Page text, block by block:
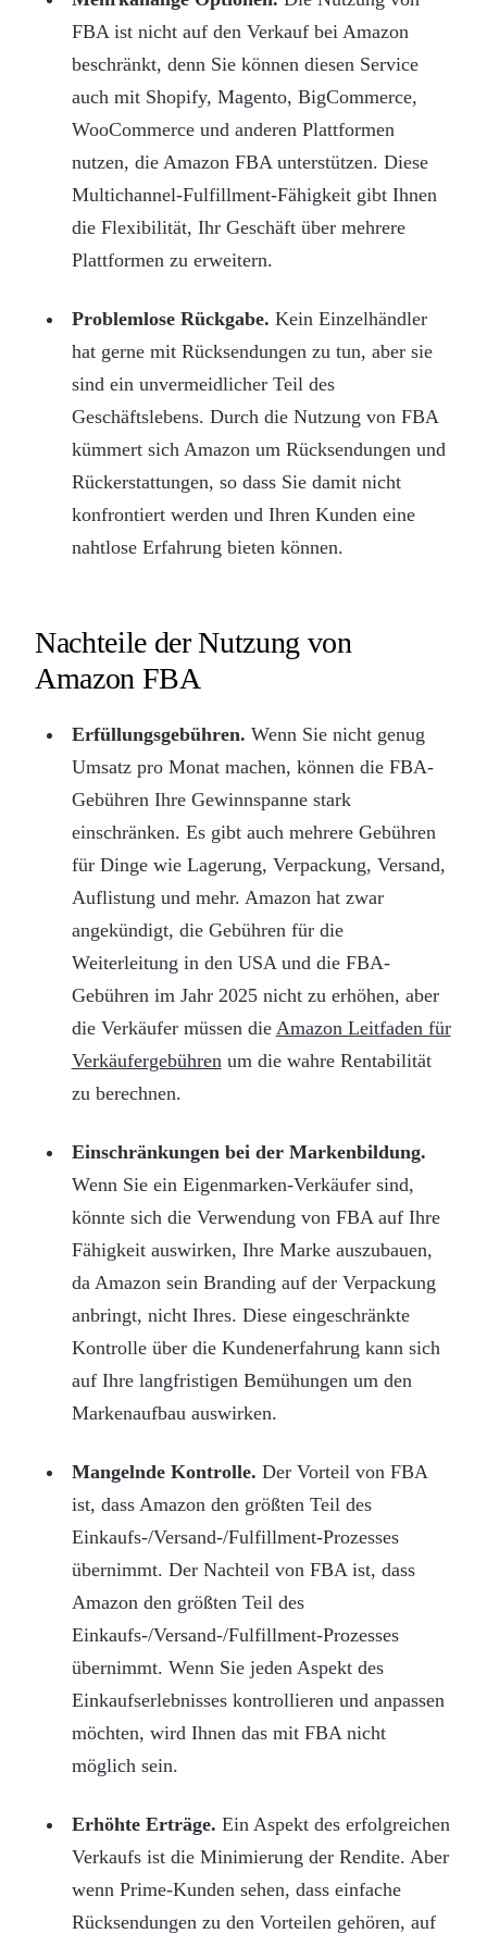
FBA ist nicht auf den Verkauf bei Amazon
beschränkt, denn Sie können diesen Service
auch mit Shopify, Magento, BigCommerce,
WooCommerce und anderen Plattformen
nutzen, die Amazon FBA unterstützen. Diese
Multichannel-Fulfillment-Fähigkeit gibt Ihnen
die Flexibilität, Ihr Geschäft über mehrere
Plattformen zu erweitern.
Problemlose Rückgabe. Kein Einzelhändler
hat gerne mit Rücksendungen zu tun, aber sie
sind ein unvermeidlicher Teil des
Geschäftslebens. Durch die Nutzung von FBA
kümmert sich Amazon um Rücksendungen und
Rückerstattungen, so dass Sie damit nicht
konfrontiert werden und Ihren Kunden eine
nahtlose Erfahrung bieten können.
Nachteile der Nutzung von
Amazon FBA
Erfüllungsgebühren. Wenn Sie nicht genug
Umsatz pro Monat machen, können die FBA-
Gebühren Ihre Gewinnspanne stark
einschränken. Es gibt auch mehrere Gebühren
für Dinge wie Lagerung, Verpackung, Versand,
Auflistung und mehr. Amazon hat zwar
angekündigt, die Gebühren für die
Weiterleitung in den USA und die FBA-
Gebühren im Jahr 2025 nicht zu erhöhen, aber
die Verkäufer müssen die Amazon Leitfaden für
Verkäufergebühren um die wahre Rentabilität
zu berechnen.
Einschränkungen bei der Markenbildung.
Wenn Sie ein Eigenmarken-Verkäufer sind,
könnte sich die Verwendung von FBA auf Ihre
Fähigkeit auswirken, Ihre Marke auszubauen,
da Amazon sein Branding auf der Verpackung
anbringt, nicht Ihres. Diese eingeschränkte
Kontrolle über die Kundenerfahrung kann sich
auf Ihre langfristigen Bemühungen um den
Markenaufbau auswirken.
Mangelnde Kontrolle. Der Vorteil von FBA
ist, dass Amazon den größten Teil des
Einkaufs-/Versand-/Fulfillment-Prozesses
übernimmt. Der Nachteil von FBA ist, dass
Amazon den größten Teil des
Einkaufs-/Versand-/Fulfillment-Prozesses
übernimmt. Wenn Sie jeden Aspekt des
Einkaufserlebnisses kontrollieren und anpassen
möchten, wird Ihnen das mit FBA nicht
möglich sein.
Erhöhte Erträge. Ein Aspekt des erfolgreichen
Verkaufs ist die Minimierung der Rendite. Aber
wenn Prime-Kunden sehen, dass einfache
Rücksendungen zu den Vorteilen gehören, auf